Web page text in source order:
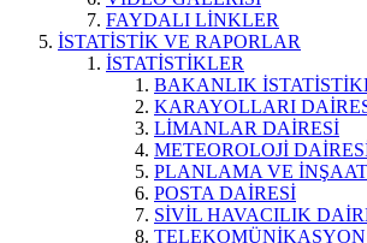
FAYDALI LİNKLER
İSTATİSTİK VE RAPORLAR
İSTATİSTİKLER
BAKANLIK
KARAYOLLARI
LİMANLAR DAİRESİ
METEOROLOJİ
PLANLAMA VE
POSTA DAİRESİ
SİVİL HAVACILIK